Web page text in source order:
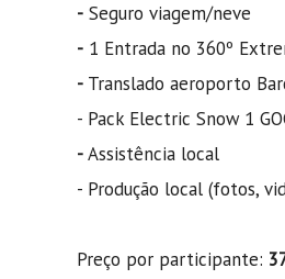
-Seguro viagem/neve
-1 Entrada no 360º
-Translado aeroporto
- Pack Electric Snow 1
-Assistência local
- Produção local (fotos,
Preço por participante: